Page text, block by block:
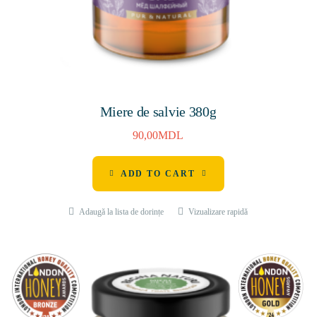
Miere de salvie 380g
90,00MDL
ADD TO CART
Adaugă la lista de dorințe Vizualizare rapidă